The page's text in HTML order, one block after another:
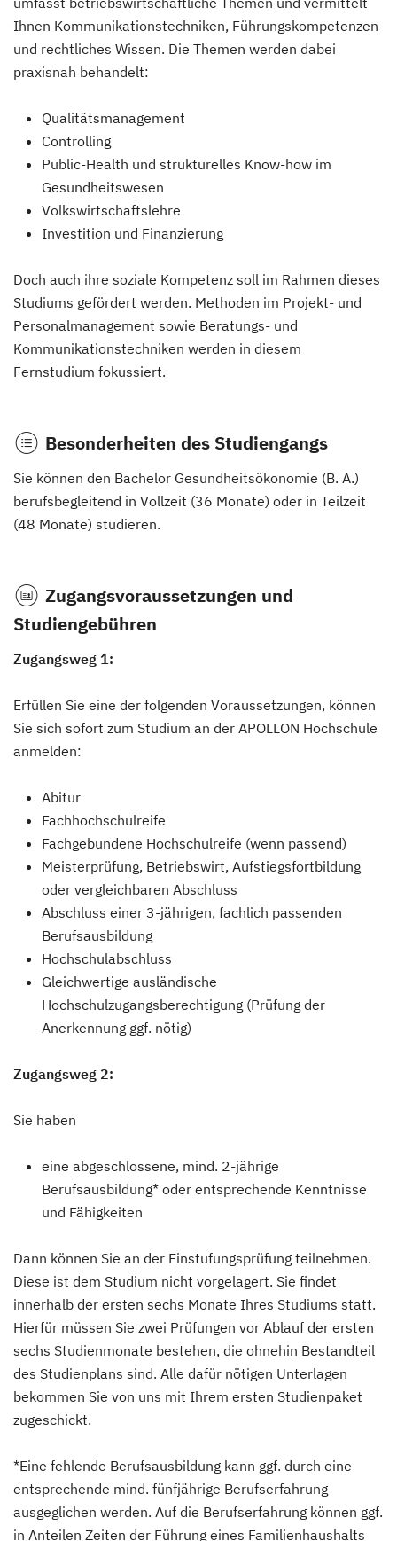
Ihnen Kommunikationstechniken, Führungskompetenzen
und rechtliches Wissen. Die Themen werden dabei
praxisnah behandelt:
Qualitätsmanagement
Controlling
Public-Health und strukturelles Know-how im
Gesundheitswesen
Volkswirtschaftslehre
Investition und Finanzierung
Doch auch ihre soziale Kompetenz soll im Rahmen dieses
Studiums gefördert werden. Methoden im Projekt- und
Personalmanagement sowie Beratungs- und
Kommunikationstechniken werden in diesem
Fernstudium fokussiert.
Besonderheiten des Studiengangs
Sie können den Bachelor Gesundheitsökonomie (B. A.)
berufsbegleitend in Vollzeit (36 Monate) oder in Teilzeit
(48 Monate) studieren.
Zugangsvoraussetzungen und
Studiengebühren
Zugangsweg 1:
Erfüllen Sie eine der folgenden Voraussetzungen, können
Sie sich sofort zum Studium an der APOLLON Hochschule
anmelden:
Abitur
Fachhochschulreife
Fachgebundene Hochschulreife (wenn passend)
Meisterprüfung, Betriebswirt, Aufstiegsfortbildung
oder vergleichbaren Abschluss
Abschluss einer 3-jährigen, fachlich passenden
Berufsausbildung
Hochschulabschluss
Gleichwertige ausländische
Hochschulzugangsberechtigung (Prüfung der
Anerkennung ggf. nötig)
Zugangsweg 2:
Sie haben
eine abgeschlossene, mind. 2-jährige
Berufsausbildung* oder entsprechende Kenntnisse
und Fähigkeiten
Dann können Sie an der Einstufungsprüfung teilnehmen.
Diese ist dem Studium nicht vorgelagert. Sie findet
innerhalb der ersten sechs Monate Ihres Studiums statt.
Hierfür müssen Sie zwei Prüfungen vor Ablauf der ersten
sechs Studienmonate bestehen, die ohnehin Bestandteil
des Studienplans sind. Alle dafür nötigen Unterlagen
bekommen Sie von uns mit Ihrem ersten Studienpaket
zugeschickt.
*Eine fehlende Berufsausbildung kann ggf. durch eine
entsprechende mind. fünfjährige Berufserfahrung
ausgeglichen werden. Auf die Berufserfahrung können ggf.
in Anteilen Zeiten der Führung eines Familienhaushalts